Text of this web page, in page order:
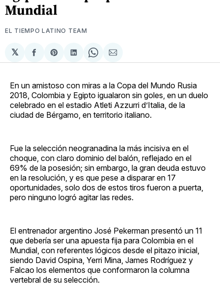
Mundial
EL TIEMPO LATINO TEAM
𝕏
Compartir
en
Share
on
Compartir
en
Share
on
Compartir
via
En un amistoso con miras a la Copa del Mundo Rusia
2018, Colombia y Egipto igualaron sin goles, en un duelo
celebrado en el estadio Atleti Azzurri d’Italia, de la
ciudad de Bérgamo, en territorio italiano.
Fue la selección neogranadina la más incisiva en el
choque, con claro dominio del balón, reflejado en el
69% de la posesión; sin embargo, la gran deuda estuvo
en la resolución, y es que pese a disparar en 17
oportunidades, solo dos de estos tiros fueron a puerta,
pero ninguno logró agitar las redes.
El entrenador argentino José Pekerman presentó un 11
que debería ser una apuesta fija para Colombia en el
Mundial, con referentes lógicos desde el pitazo inicial,
siendo David Ospina, Yerri Mina, James Rodríguez y
Falcao los elementos que conformaron la columna
vertebral de su selección.